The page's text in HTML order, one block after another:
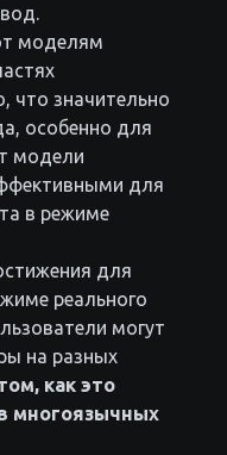
моделям
что значительно
особенно для
модели
для
в режиме
для
реального
могут
на разных
как это
многоязычных